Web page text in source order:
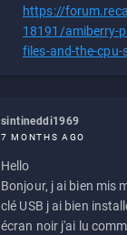
https://
18191/amiberry-
files-and-the-cpu-
sintineddi1969
7 MONTHS AGO
Hello
Bonjour, j ai bien mis
clé USB j ai bien
écran noir j'ai lu